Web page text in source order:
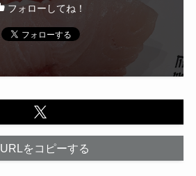
フォローしてね！
URLをコピーする